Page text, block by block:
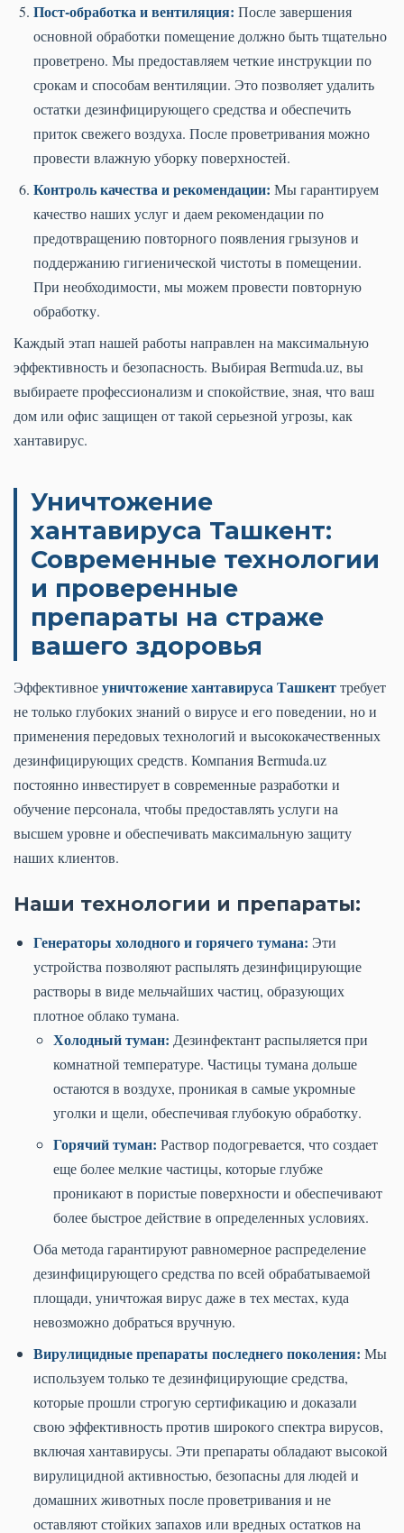
Пост-обработка и вентиляция: После завершения
основной обработки помещение должно быть тщательно
проветрено. Мы предоставляем четкие инструкции по
срокам и способам вентиляции. Это позволяет удалить
остатки дезинфицирующего средства и обеспечить
приток свежего воздуха. После проветривания можно
провести влажную уборку поверхностей.
Контроль качества и рекомендации: Мы гарантируем
качество наших услуг и даем рекомендации по
предотвращению повторного появления грызунов и
поддержанию гигиенической чистоты в помещении.
При необходимости, мы можем провести повторную
обработку.
Каждый этап нашей работы направлен на максимальную
эффективность и безопасность. Выбирая Bermuda.uz, вы
выбираете профессионализм и спокойствие, зная, что ваш
дом или офис защищен от такой серьезной угрозы, как
хантавирус.
Уничтожение
хантавируса Ташкент:
Современные технологии
и проверенные
препараты на страже
вашего здоровья
Эффективноеуничтожение хантавируса Ташкенттребует
не только глубоких знаний о вирусе и его поведении, но и
применения передовых технологий и высококачественных
дезинфицирующих средств. Компания Bermuda.uz
постоянно инвестирует в современные разработки и
обучение персонала, чтобы предоставлять услуги на
высшем уровне и обеспечивать максимальную защиту
наших клиентов.
Наши технологии и препараты:
Генераторы холодного и горячего тумана: Эти
устройства позволяют распылять дезинфицирующие
растворы в виде мельчайших частиц, образующих
плотное облако тумана.
Холодный туман: Дезинфектант распыляется при
комнатной температуре. Частицы тумана дольше
остаются в воздухе, проникая в самые укромные
уголки и щели, обеспечивая глубокую обработку.
Горячий туман: Раствор подогревается, что создает
еще более мелкие частицы, которые глубже
проникают в пористые поверхности и обеспечивают
более быстрое действие в определенных условиях.
Оба метода гарантируют равномерное распределение
дезинфицирующего средства по всей обрабатываемой
площади, уничтожая вирус даже в тех местах, куда
невозможно добраться вручную.
Вирулицидные препараты последнего поколения: Мы
используем только те дезинфицирующие средства,
которые прошли строгую сертификацию и доказали
свою эффективность против широкого спектра вирусов,
включая хантавирусы. Эти препараты обладают высокой
вирулицидной активностью, безопасны для людей и
домашних животных после проветривания и не
оставляют стойких запахов или вредных остатков на